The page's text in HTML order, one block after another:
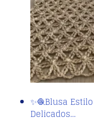
✨🧶Blusa
Delicados…